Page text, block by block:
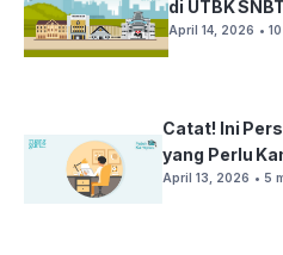
di UTBK
April 14, 2026 •
Catat! Ini
yang Perlu
April 13, 2026 • 5